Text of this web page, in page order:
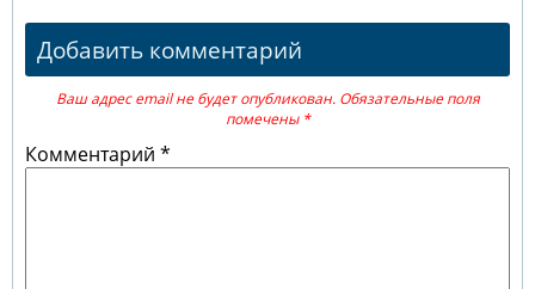
Добавить комментарий
Ваш адрес email не будет опубликован. Обязательные поля
помечены *
Комментарий *